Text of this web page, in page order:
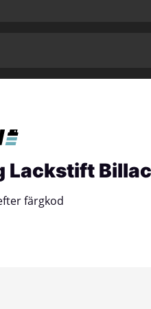
Lackstift
färgkod